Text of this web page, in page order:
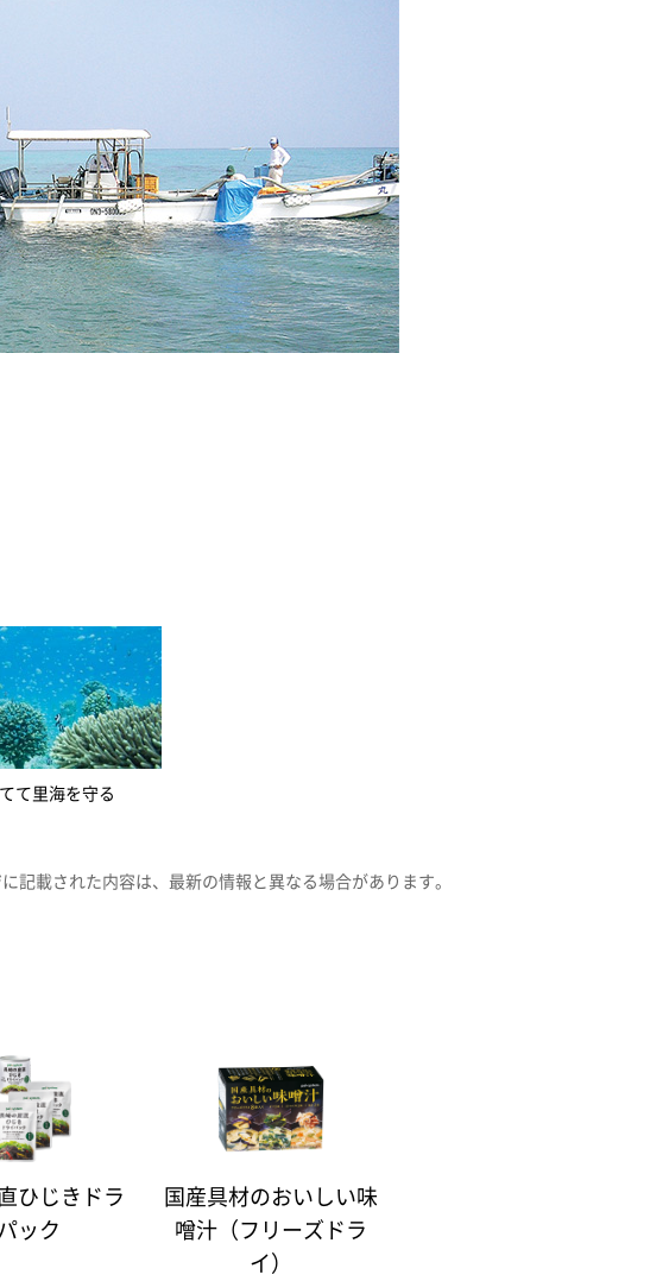
て里海を守る
記載された内容は、最新の情報と異なる場合があります。
ひじきドラ
ック
国産具材のおいしい味
噌汁（フリーズドラ
イ）